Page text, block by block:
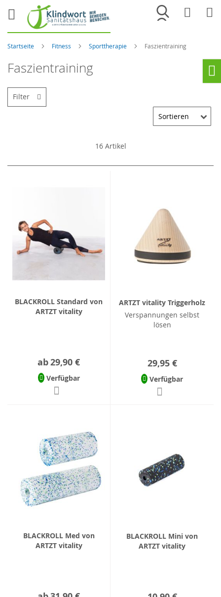
Merkliste
Startseite Fitness Sporttherapie Faszientraining
Faszientraining
16Artikel
BLACKROLL Standard von
ARTZT vitality
ab29,90 €
Verfügbar
ARTZT vitality Triggerholz
Verspannungen selbst
lösen
29,95 €
Verfügbar
BLACKROLL Med von
ARTZT vitality
BLACKROLL Mini von
ARTZT vitality
Filter